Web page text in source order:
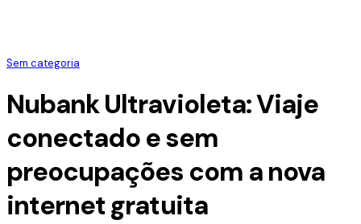
Sem categoria
Nubank Ultravioleta: Viaje
conectado e sem
preocupações com a nova
internet gratuita